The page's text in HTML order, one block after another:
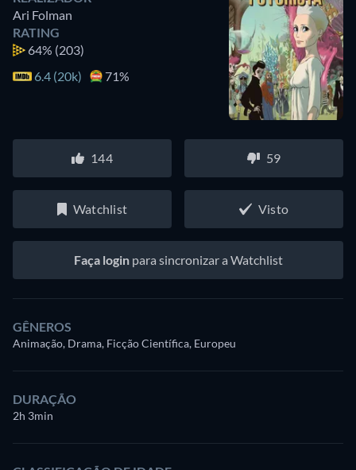
Ari Folman
RATING
64% (203)
6.4 (20k)
71%
144 59
Watchlist Visto
Faça loginpara sincronizar a Watchlist
GÊNEROS
Animação, Drama, Ficção Científica, Europeu
DURAÇÃO
2h 3min